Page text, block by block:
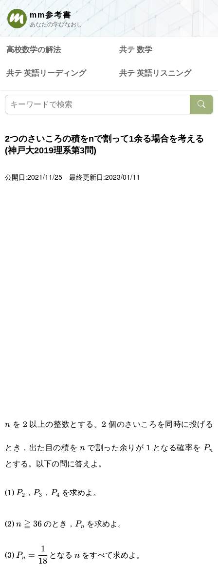
mm参考書
あなたの学びなおし
高校数学の解法 共テ 数学
共テ 英語リーディング 共テ 英語リスニング
2つのさいころの積をnで割って1余る場合を考える
(神戸大2019理系第3問)
公開日:2021/11/25 最終更新日:2023/01/11
n
n を 2 以上の整数とする。2 個のさいころを同時に投げる
とき，出た目の積を nで割った余りが 1 となる確率を P_n
Pn
とする。以下の問に答えよ。
(1) P_2
P2 ，P_3
P3 ， P_4
P4 を求めよ。
(2) n\geqq36
n ≧ 36のとき， P_n
Pn を求めよ。
(3) P_n=\cfrac{1}
Pn =
18
1
となるn をすべて求めよ。